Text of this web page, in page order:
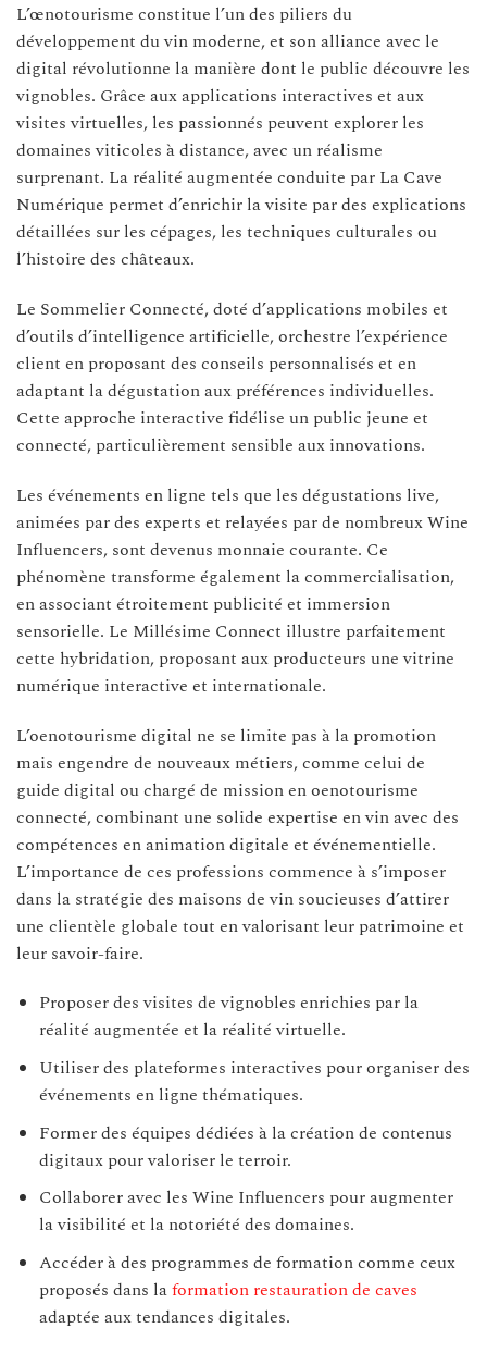
L’œnotourisme constitue l’un des piliers du
développement du vin moderne, et son alliance avec le
digital révolutionne la manière dont le public découvre les
vignobles. Grâce aux applications interactives et aux
visites virtuelles, les passionnés peuvent explorer les
domaines viticoles à distance, avec un réalisme
surprenant. La réalité augmentée conduite par La Cave
Numérique permet d’enrichir la visite par des explications
détaillées sur les cépages, les techniques culturales ou
l’histoire des châteaux.
Le Sommelier Connecté, doté d’applications mobiles et
d’outils d’intelligence artificielle, orchestre l’expérience
client en proposant des conseils personnalisés et en
adaptant la dégustation aux préférences individuelles.
Cette approche interactive fidélise un public jeune et
connecté, particulièrement sensible aux innovations.
Les événements en ligne tels que les dégustations live,
animées par des experts et relayées par de nombreux Wine
Influencers, sont devenus monnaie courante. Ce
phénomène transforme également la commercialisation,
en associant étroitement publicité et immersion
sensorielle. Le Millésime Connect illustre parfaitement
cette hybridation, proposant aux producteurs une vitrine
numérique interactive et internationale.
L’oenotourisme digital ne se limite pas à la promotion
mais engendre de nouveaux métiers, comme celui de
guide digital ou chargé de mission en oenotourisme
connecté, combinant une solide expertise en vin avec des
compétences en animation digitale et événementielle.
L’importance de ces professions commence à s’imposer
dans la stratégie des maisons de vin soucieuses d’attirer
une clientèle globale tout en valorisant leur patrimoine et
leur savoir-faire.
Proposer des visites de vignobles enrichies par la
réalité augmentée et la réalité virtuelle.
Utiliser des plateformes interactives pour organiser des
événements en ligne thématiques.
Former des équipes dédiées à la création de contenus
digitaux pour valoriser le terroir.
Collaborer avec les Wine Influencers pour augmenter
la visibilité et la notoriété des domaines.
Accéder à des programmes de formation comme ceux
proposés dans laformation restauration de caves
adaptée aux tendances digitales.